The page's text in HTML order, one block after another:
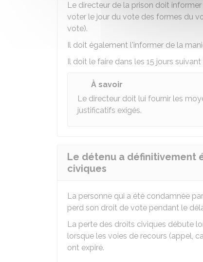
Le directeur de la prison doit
voter le jour du vote des formes du
vote).
Il doit également l'informer de la
Il doit le faire dans les 15 jours
À savoir
Le directeur doit lui fournir les
justificatifs exigés.
Le détenu a définitivement
civiques
La personne qui a été condamnée
perd son droit de vote pendant le
La perte des droits civiques débute
lorsque les voies de recours (appel,
ont expiré.